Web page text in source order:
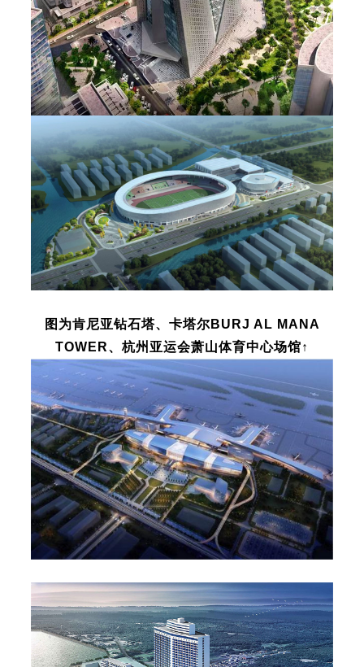
图为肯尼亚钻石塔、卡塔尔BURJ AL MANA
TOWER、杭州亚运会萧山体育中心场馆↑